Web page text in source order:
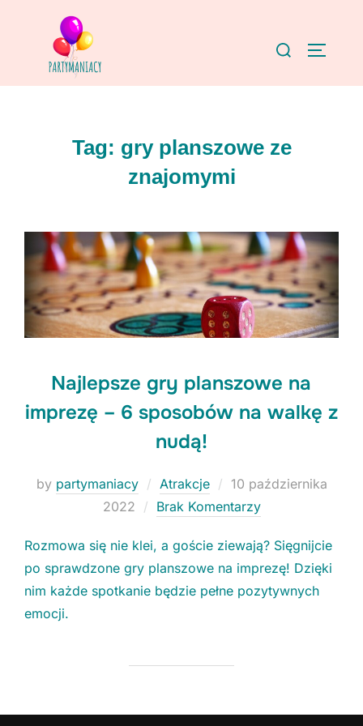
Search
Tag: gry planszowe ze
znajomymi
Najlepsze gry planszowe na
imprezę – 6 sposobów na walkę z
nudą!
by partymaniacy Atrakcje
Posted
on
10 października
2022
Brak Komentarzy
Rozmowa się nie klei, a goście ziewają? Sięgnijcie
po sprawdzone gry planszowe na imprezę! Dzięki
nim każde spotkanie będzie pełne pozytywnych
emocji.
nie są
opcjonalne. Są
konieczne do
strony.
Statystyki
stale polepszać